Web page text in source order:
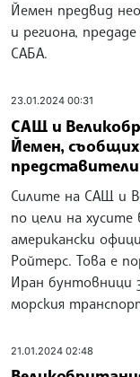
Йемен предвид
и региона,
САБА.
23.01.2024 00:31
САЩ и
Йемен,
представители
Силите на САЩ и
по цели на
американски
Ройтерс. Това е
Иран бунтовници
морския
21.01.2024 02:48